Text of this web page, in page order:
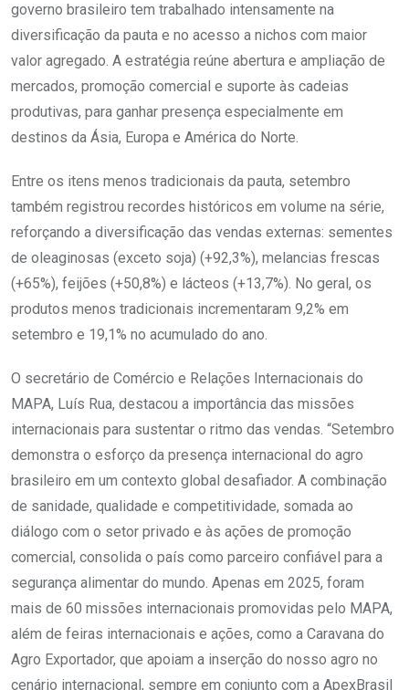
governo brasileiro tem trabalhado intensamente na
diversificação da pauta e no acesso a nichos com maior
valor agregado. A estratégia reúne abertura e ampliação de
mercados, promoção comercial e suporte às cadeias
produtivas, para ganhar presença especialmente em
destinos da Ásia, Europa e América do Norte.
Entre os itens menos tradicionais da pauta, setembro
também registrou recordes históricos em volume na série,
reforçando a diversificação das vendas externas: sementes
de oleaginosas (exceto soja) (+92,3%), melancias frescas
(+65%), feijões (+50,8%) e lácteos (+13,7%). No geral, os
produtos menos tradicionais incrementaram 9,2% em
setembro e 19,1% no acumulado do ano.
O secretário de Comércio e Relações Internacionais do
MAPA, Luís Rua, destacou a importância das missões
internacionais para sustentar o ritmo das vendas. “Setembro
demonstra o esforço da presença internacional do agro
brasileiro em um contexto global desafiador. A combinação
de sanidade, qualidade e competitividade, somada ao
diálogo com o setor privado e às ações de promoção
comercial, consolida o país como parceiro confiável para a
segurança alimentar do mundo. Apenas em 2025, foram
mais de 60 missões internacionais promovidas pelo MAPA,
além de feiras internacionais e ações, como a Caravana do
Agro Exportador, que apoiam a inserção do nosso agro no
cenário internacional, sempre em conjunto com a ApexBrasil